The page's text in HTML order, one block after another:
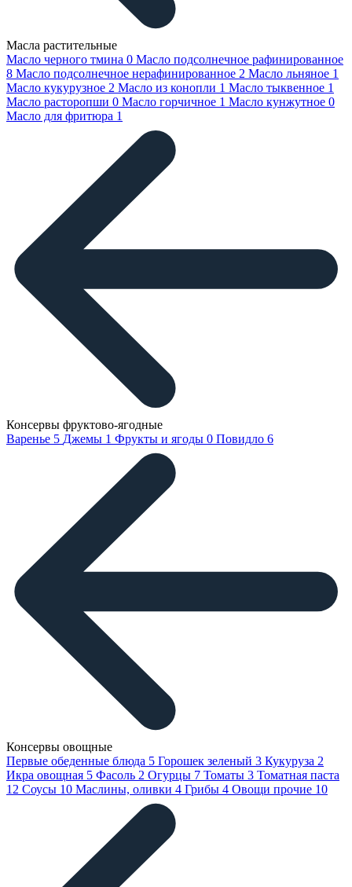
Масла растительные
Масло черного тмина 0 Масло подсолнечное рафинированное
8 Масло подсолнечное нерафинированное 2 Масло льняное 1
Масло кукурузное 2 Масло из конопли 1 Масло тыквенное 1
Масло расторопши 0 Масло горчичное 1 Масло кунжутное 0
Масло для фритюра 1
Консервы фруктово-ягодные
Варенье 5 Джемы 1 Фрукты и ягоды 0 Повидло 6
Консервы овощные
Первые обеденные блюда 5 Горошек зеленый 3 Кукуруза 2
Икра овощная 5 Фасоль 2 Огурцы 7 Томаты 3 Томатная паста
12 Соусы 10 Маслины, оливки 4 Грибы 4 Овощи прочие 10